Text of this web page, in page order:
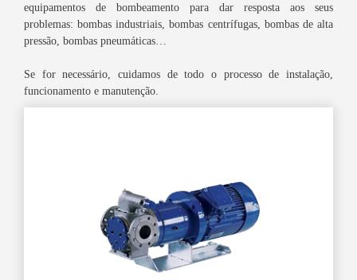
equipamentos de bombeamento para dar resposta aos seus
problemas: bombas industriais, bombas centrífugas, bombas de alta
pressão, bombas pneumáticas…
Se for necessário, cuidamos de todo o processo de instalação,
funcionamento e manutenção.